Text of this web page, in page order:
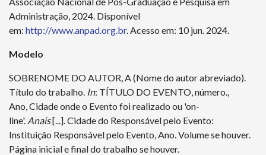
Administração, 2024. Disponível
em: http://www.anpad.org.br. Acesso em: 10 jun. 2024.
Modelo
SOBRENOME DO AUTOR, A (Nome do autor abreviado).
Título do trabalho. In: TÍTULO DO EVENTO, número.,
Ano, Cidade onde o Evento foi realizado ou 'on-
line'. Anais[...]. Cidade do Responsável pelo Evento:
Instituição Responsável pelo Evento, Ano. Volume se houver.
Página inicial e final do trabalho se houver.